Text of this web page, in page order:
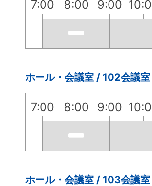
7:00 8:00 9:00
ホール・会議室 / 102会議室
7:00 8:00 9:00
ホール・会議室 / 103会議室